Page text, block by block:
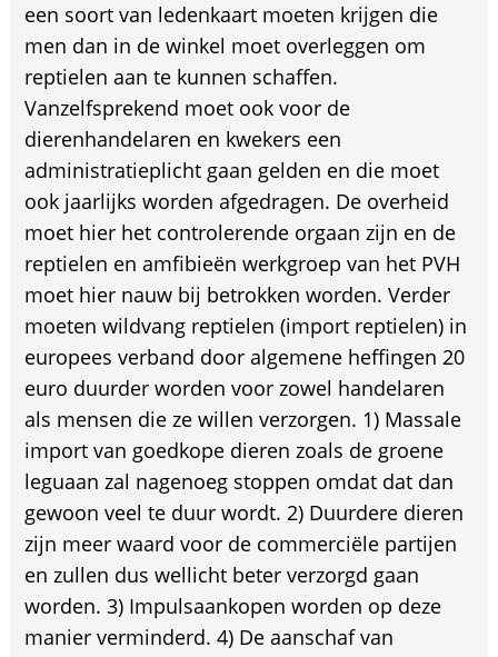
een soort van ledenkaart moeten krijgen die
men dan in de winkel moet overleggen om
reptielen aan te kunnen schaffen.
Vanzelfsprekend moet ook voor de
dierenhandelaren en kwekers een
administratieplicht gaan gelden en die moet
ook jaarlijks worden afgedragen. De overheid
moet hier het controlerende orgaan zijn en de
reptielen en amfibieën werkgroep van het PVH
moet hier nauw bij betrokken worden. Verder
moeten wildvang reptielen (import reptielen) in
europees verband door algemene heffingen 20
euro duurder worden voor zowel handelaren
als mensen die ze willen verzorgen. 1) Massale
import van goedkope dieren zoals de groene
leguaan zal nagenoeg stoppen omdat dat dan
gewoon veel te duur wordt. 2) Duurdere dieren
zijn meer waard voor de commerciële partijen
en zullen dus wellicht beter verzorgd gaan
worden. 3) Impulsaankopen worden op deze
manier verminderd. 4) De aanschaf van